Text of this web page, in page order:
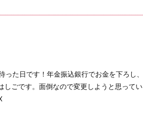
た日です！年金振込銀行でお金を下ろし、
ごです。面倒なので変更しようと思ってい